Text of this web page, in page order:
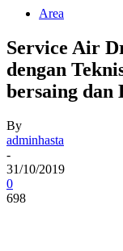
Area
Service Air
dengan
bersaing dan
By
adminhasta
-
31/10/2019
0
698